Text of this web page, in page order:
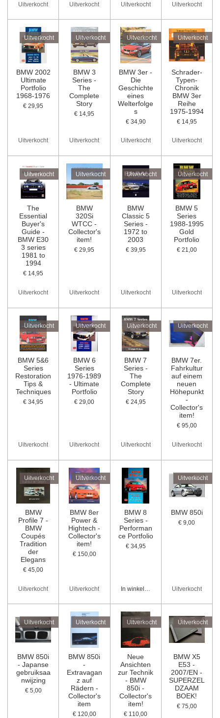
Uitverkocht Uitverkocht Uitverkocht Uitverkocht
Uitverkocht
BMW 2002
Ultimate
Portfolio
1968-1976
€ 29,95
Uitverkocht
Uitverkocht
BMW 3
Series -
The
Complete
Story
€ 14,95
Uitverkocht
Uitverkocht
BMW 3er -
Die
Geschichte
eines
Welterfolge
s
€ 34,90
Uitverkocht
Uitverkocht
Schrader-
Typen-
Chronik
BMW 3er
Reihe
1975-1994
€ 14,95
Uitverkocht
Uitverkocht
The
Essential
Buyer's
Guide -
BMW E30
3 series
1981 to
1994
€ 14,95
Uitverkocht
Uitverkocht
BMW
320Si
WTCC -
Collector's
item!
€ 29,95
Uitverkocht
Uitverkocht
BMW
Classic 5
Series -
1972 to
2003
€ 39,95
Uitverkocht
Uitverkocht
BMW 5
Series
1988-1995
Gold
Portfolio
€ 21,00
Uitverkocht
Uitverkocht
BMW 5&6
Series
Restoration
Tips &
Techniques
€ 34,95
Uitverkocht
Uitverkocht
BMW 6
Series
1976-1989
- Ultimate
Portfolio
€ 29,00
Uitverkocht
Uitverkocht
BMW 7
Series -
The
Complete
Story
€ 24,95
Uitverkocht
Uitverkocht
BMW 7er.
Fahrkultur
auf einem
neuen
Höhepunkt
-
Collector's
item!
€ 95,00
Uitverkocht
Uitverkocht
BMW
Profile 7 -
BMW
Coupés
Tradition
der
Elegans
€ 45,00
Uitverkocht
Uitverkocht
BMW 8er
Power &
Hightech -
Collector's
item!
€ 150,00
Uitverkocht
BMW 8
Series -
Performan
ce Portfolio
€ 34,95
In winkelwagen
Uitverkocht
BMW 850i
€ 9,00
Uitverkocht
Uitverkocht
BMW 850i
- Japanse
gebruiksaa
nwijzing
€ 5,00
Uitverkocht
BMW 850i
-
Extravagan
z auf
Rädern -
Collector's
item
€ 120,00
Uitverkocht
Neue
Ansichten
zur Technik
- BMW
850i -
Collector's
item!
€ 110,00
Uitverkocht
BMW X5
E53 -
2007/EN -
SUPERZEL
DZAAM
BOEK!
€ 75,00